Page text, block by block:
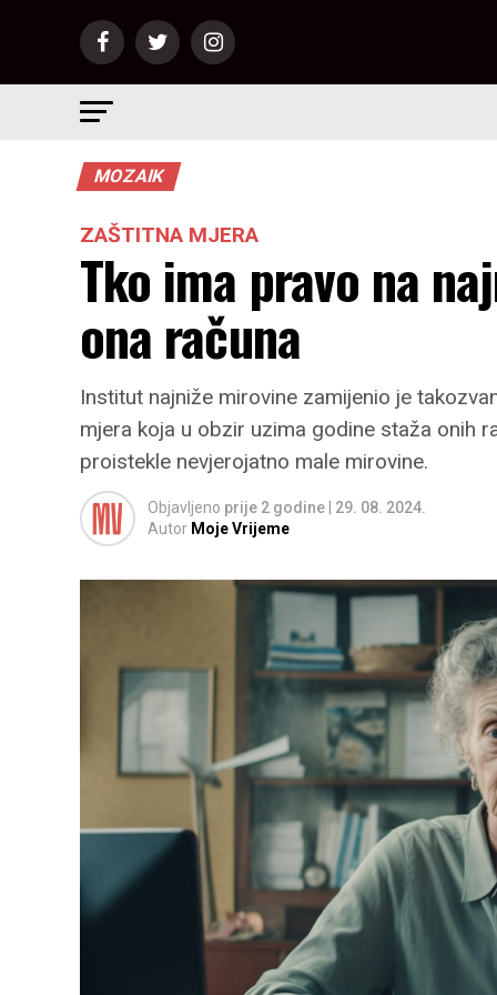
MOZAIK
ZAŠTITNA MJERA
Tko ima pravo na
ona računa
Institut najniže mirovine zamijenio je
mjera koja u obzir uzima godine staža onih
proistekle nevjerojatno male mirovine.
Objavljeno prije 2 godine
29. 08. 2024.
Autor Moje Vrijeme